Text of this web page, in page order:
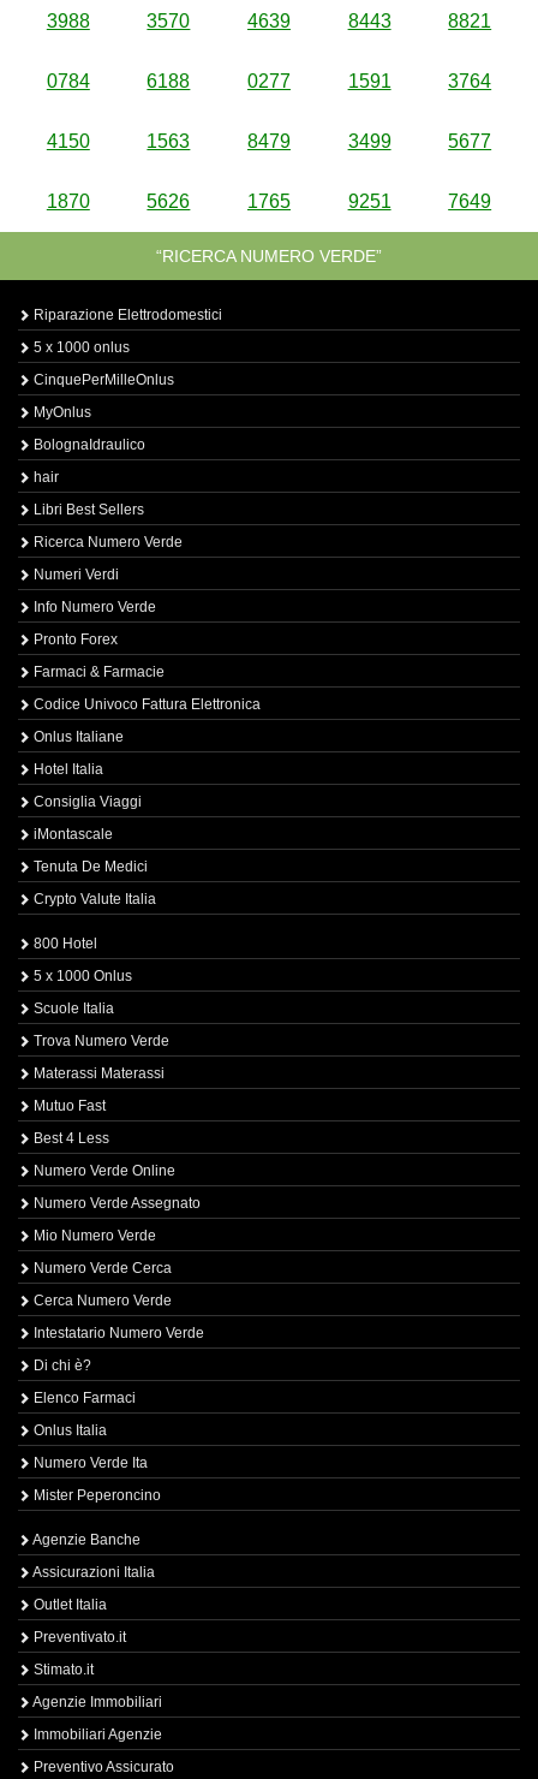
3988 3570 4639 8443 8821
0784 6188 0277 1591 3764
4150 1563 8479 3499 5677
1870 5626 1765 9251 7649
“RICERCA NUMERO VERDE”
Riparazione Elettrodomestici
5 x 1000 onlus
CinquePerMilleOnlus
MyOnlus
BolognaIdraulico
hair
Libri Best Sellers
Ricerca Numero Verde
Numeri Verdi
Info Numero Verde
Pronto Forex
Farmaci & Farmacie
Codice Univoco Fattura Elettronica
Onlus Italiane
Hotel Italia
Consiglia Viaggi
iMontascale
Tenuta De Medici
Crypto Valute Italia
800 Hotel
5 x 1000 Onlus
Scuole Italia
Trova Numero Verde
Materassi Materassi
Mutuo Fast
Best 4 Less
Numero Verde Online
Numero Verde Assegnato
Mio Numero Verde
Numero Verde Cerca
Cerca Numero Verde
Intestatario Numero Verde
Di chi è?
Elenco Farmaci
Onlus Italia
Numero Verde Ita
Mister Peperoncino
Agenzie Banche
Assicurazioni Italia
Outlet Italia
Preventivato.it
Stimato.it
Agenzie Immobiliari
Immobiliari Agenzie
Preventivo Assicurato